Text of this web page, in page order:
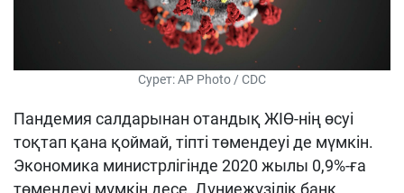
Сурет: AP Photo / CDC
Пандемия салдарынан отандық ЖІӨ-нің өсуі
тоқтап қана қоймай, тіпті төмендеуі де мүмкін.
Экономика министрлігінде 2020 жылы 0,9%-ға
төмендеуі мүмкін десе, Дүниежүзілік банк